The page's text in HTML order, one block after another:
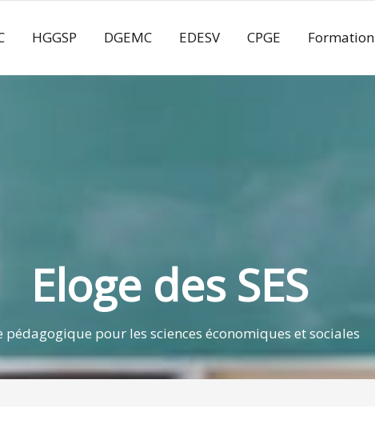
HGGSP DGEMC EDESV CPGE Formation
Eloge des SES
pédagogique pour les sciences économiques et sociales